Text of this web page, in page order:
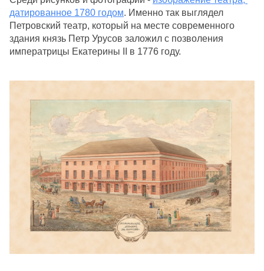
датированное 1780 годом. Именно так выглядел
Петровский театр, который на месте современного
здания князь Петр Урусов заложил с позволения
императрицы Екатерины II в 1776 году.